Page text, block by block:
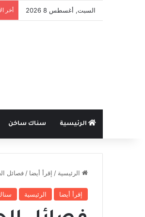
السبت, أغسطس 8 2026 أخر
الرئيسية سناك ساخن
الرئيسية / إقرأ أيضا / فصائل
إقرأ أيضا الرئيسية